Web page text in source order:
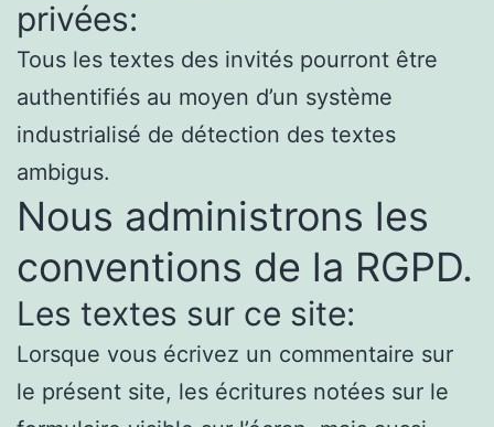
privées:
Tous les textes des invités pourront être
authentifiés au moyen d’un système
industrialisé de détection des textes
ambigus.
Nous administrons les
conventions de la RGPD.
Les textes sur ce site:
Lorsque vous écrivez un commentaire sur
le présent site, les écritures notées sur le